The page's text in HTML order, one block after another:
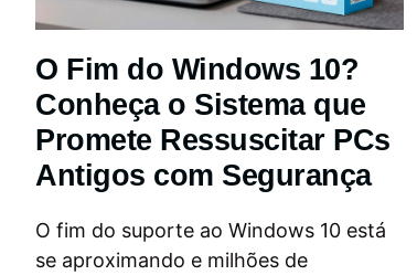
O Fim do Windows 10?
Conheça o Sistema que
Promete Ressuscitar PCs
Antigos com Segurança
O fim do suporte ao Windows 10 está
se aproximando e milhões de